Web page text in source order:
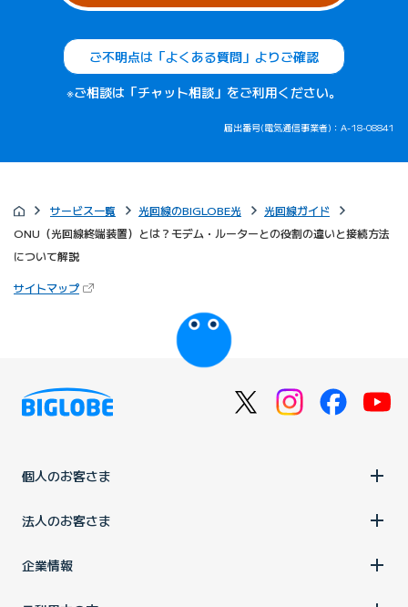
ご不明点は「よくある質問」よりご確認
※ご相談は「チャット相談」をご利用ください。
届出番号(電気通信事業者)：A-18-08841
サービス一覧 光回線のBIGLOBE光
光回線ガイド
ONU（光回線終端装置）とは？モデム・ルーターとの役割の違いと接続方法
について解説
サイトマップ（新しいタブで開きます）
びっぷるのページ
個人のお客さま
法人のお客さま
企業情報